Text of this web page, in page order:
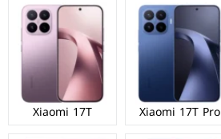
Xiaomi 17T Pro
Xiaomi 17T